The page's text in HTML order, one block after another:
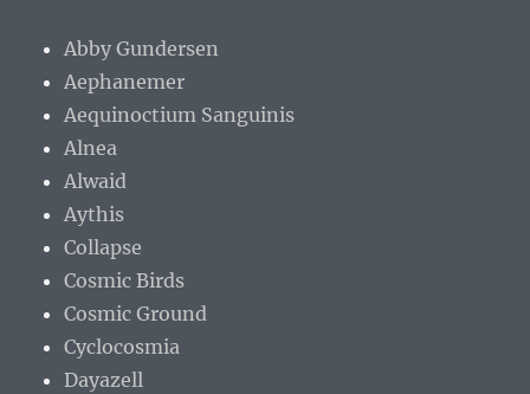
Abby Gundersen
Aephanemer
Aequinoctium Sanguinis
Alnea
Alwaid
Aythis
Collapse
Cosmic Birds
Cosmic Ground
Cyclocosmia
Dayazell